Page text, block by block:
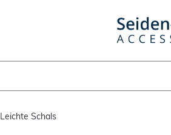
Leichte Schals